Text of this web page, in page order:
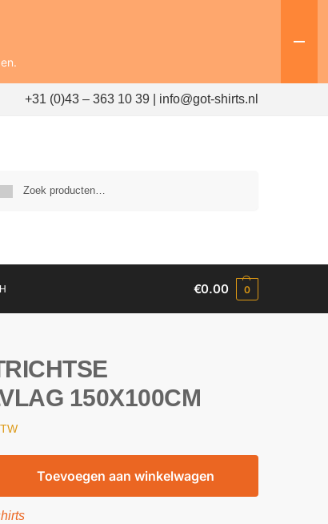
+31 (0)43 – 363 10 39 | info@got-shirts.nl
€0.00 0
150X100CM
Toevoegen aan winkelwagen